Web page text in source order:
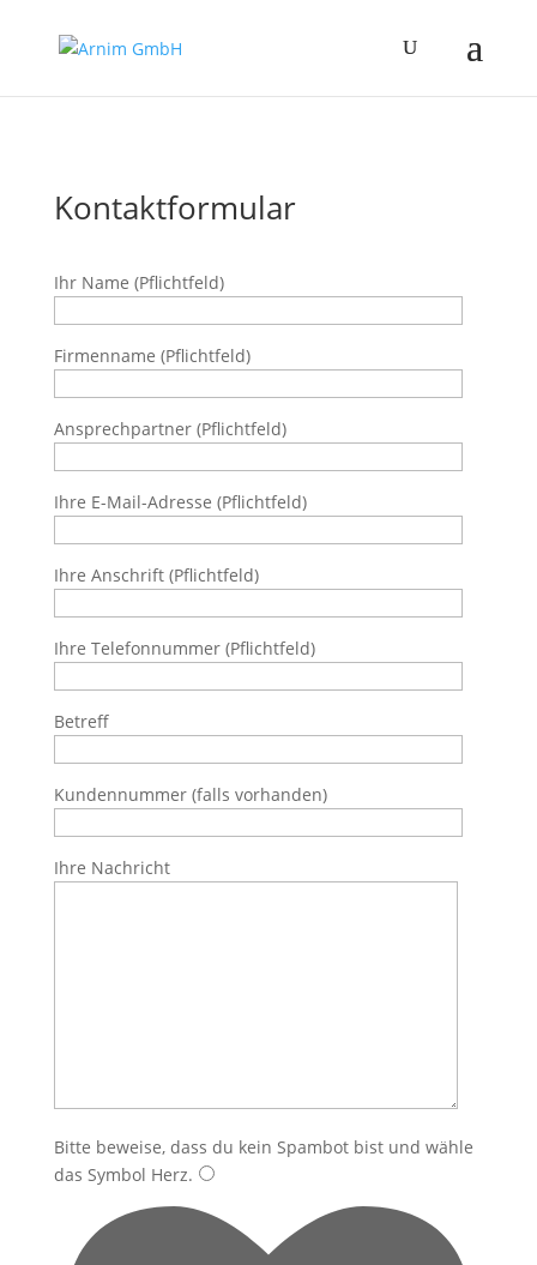
Kontaktformular
Ihr Name (Pflichtfeld)
Firmenname (Pflichtfeld)
Ansprechpartner (Pflichtfeld)
Ihre E-Mail-Adresse (Pflichtfeld)
Ihre Anschrift (Pflichtfeld)
Ihre Telefonnummer (Pflichtfeld)
Betreff
Kundennummer (falls vorhanden)
Ihre Nachricht
Bitte beweise, dass du kein Spambot bist und wähle
das Symbol Herz.